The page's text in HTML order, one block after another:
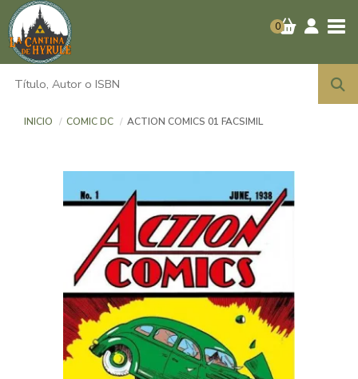
0
INICIO COMIC DC ACTION COMICS 01 FACSIMIL